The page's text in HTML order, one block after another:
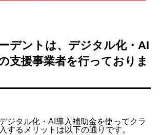
デントは、デジタル化・AI
支援事業者を行っておりま
ジタル化・AI導入補助金を使ってクラ
するメリットは以下の通りです。